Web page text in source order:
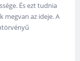
És ezt tudnia
megvan az ideje. A